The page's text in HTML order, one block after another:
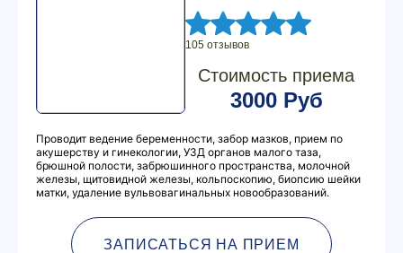
105 отзывов
Стоимость приема
3000 Руб
Проводит ведение беременности, забор мазков, прием по
акушерству и гинекологии, УЗД органов малого таза,
брюшной полости, забрюшинного пространства, молочной
железы, щитовидной железы, кольпоскопию, биопсию шейки
матки, удаление вульвовагинальных новообразований.
ЗАПИСАТЬСЯ НА ПРИЕМ